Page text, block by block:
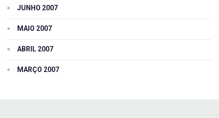
JUNHO 2007
MAIO 2007
ABRIL 2007
MARÇO 2007